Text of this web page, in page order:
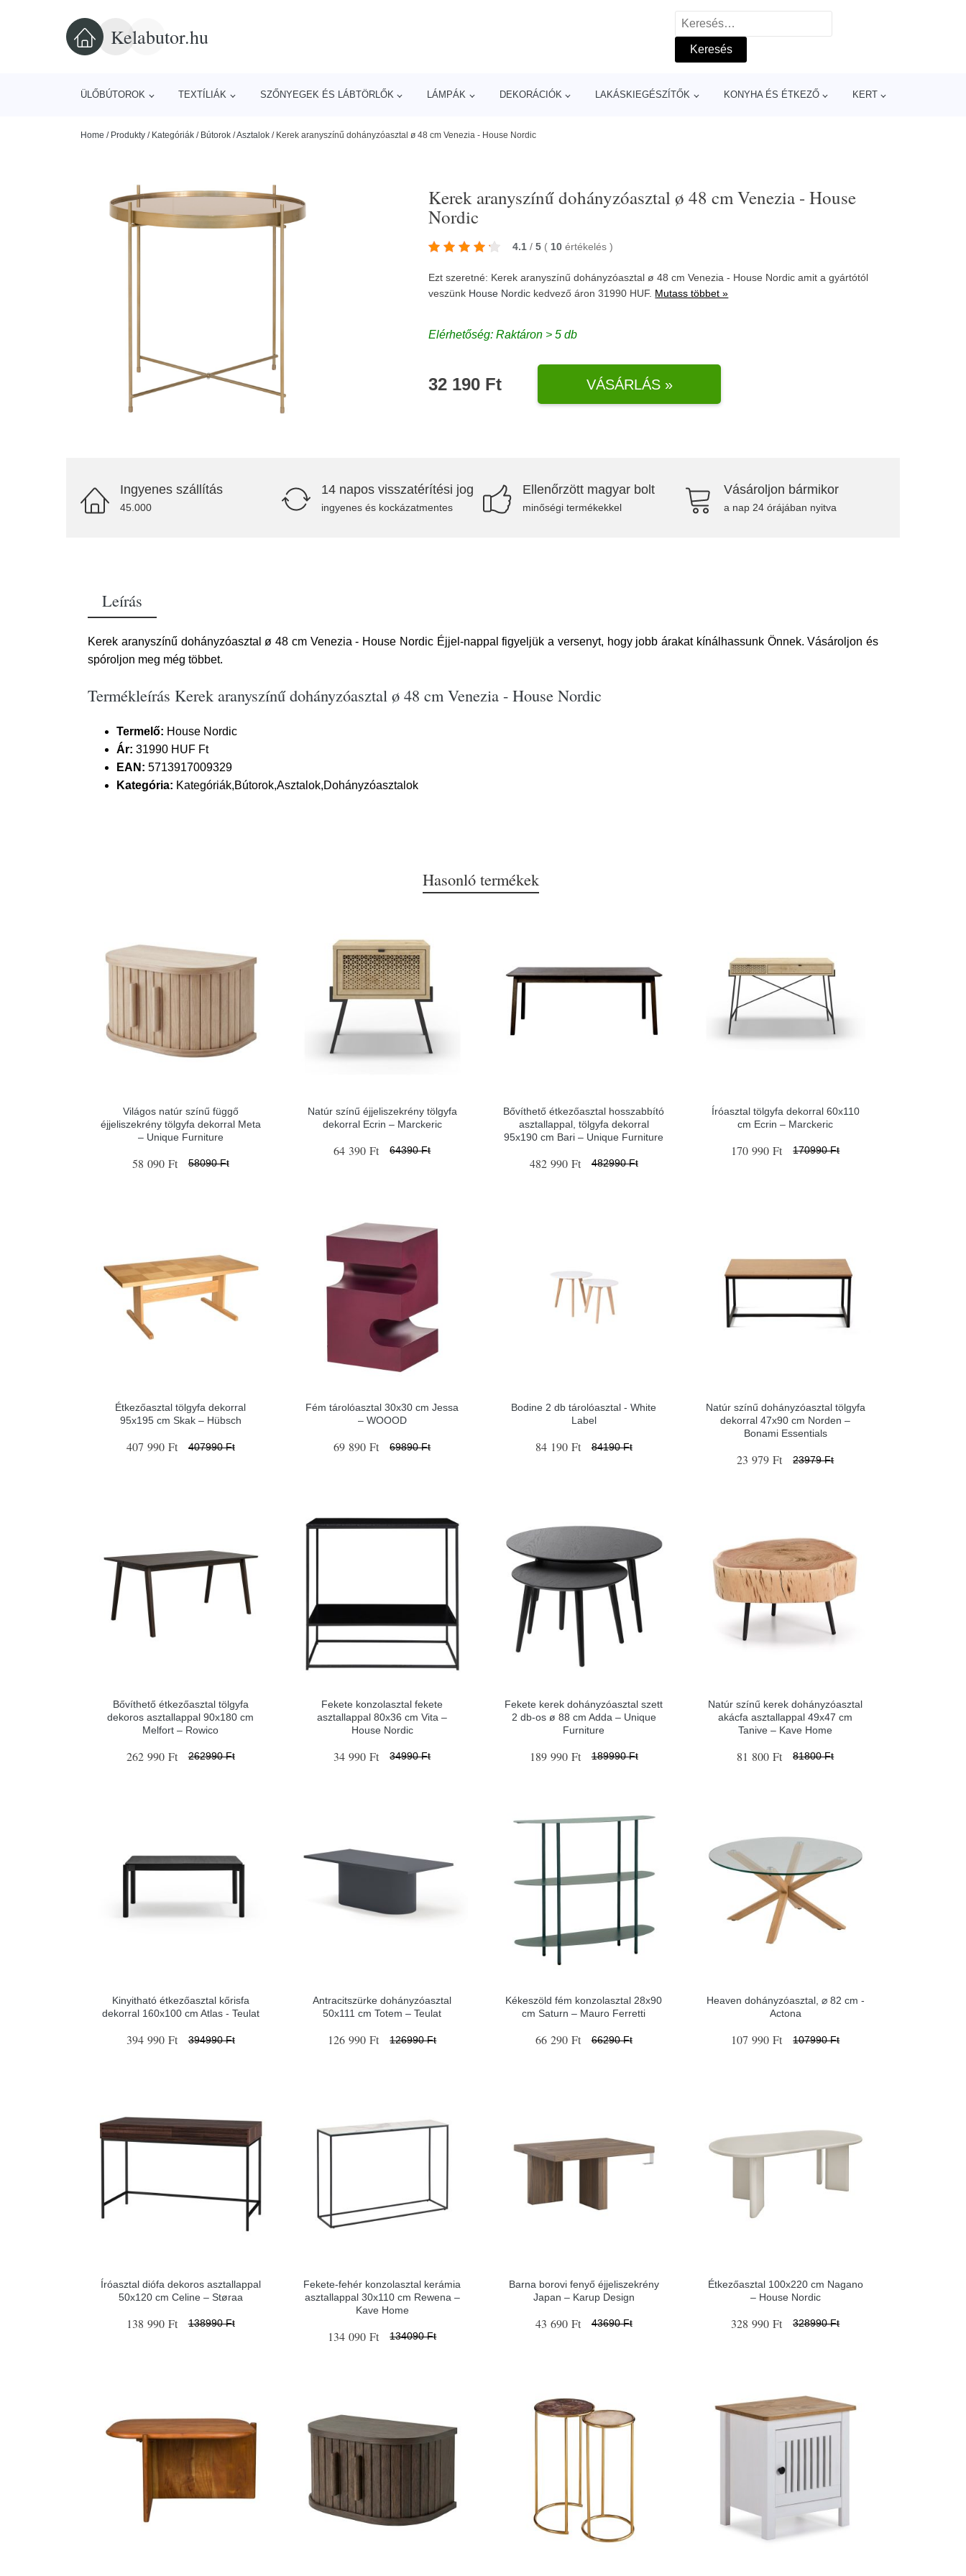
Kelabutor.hu
Keresés:
ÜLŐBÚTOROK TEXTÍLIÁK SZŐNYEGEK ÉS LÁBTÖRLŐK LÁMPÁK DEKORÁCIÓK LAKÁSKIEGÉSZÍTŐK KONYHA ÉS ÉTKEZŐ KERT
Home / Produkty / Kategóriák / Bútorok /Asztalok / Kerek aranyszínű dohányzóasztal ø 48 cm Venezia - House Nordic
Kerek aranyszínű dohányzóasztal ø 48 cm Venezia - House
Nordic
4.1 / 5 ( 10 értékelés)
Ezt szeretné: Kerek aranyszínű dohányzóasztal ø 48 cm Venezia - House Nordic amit a gyártótól
veszünk House Nordic kedvező áron 31990 HUF. Mutass többet »
Elérhetőség: Raktáron > 5 db
32 190 Ft VÁSÁRLÁS »
Ingyenes szállítás
45.000
14 napos visszatérítési jog
ingyenes és kockázatmentes
Ellenőrzött magyar bolt
minőségi termékekkel
Vásároljon bármikor
a nap 24 órájában nyitva
Leírás
Kerek aranyszínű dohányzóasztal ø 48 cm Venezia - House Nordic Éjjel-nappal figyeljük a versenyt, hogy jobb árakat kínálhassunk Önnek. Vásároljon és
spóroljon meg még többet.
Termékleírás Kerek aranyszínű dohányzóasztal ø 48 cm Venezia - House Nordic
Termelő: House Nordic
Ár: 31990 HUF Ft
EAN: 5713917009329
Kategória: Kategóriák,Bútorok,Asztalok,Dohányzóasztalok
Hasonló termékek
Világos natúr színű függő
éjjeliszekrény tölgyfa dekorral Meta
– Unique Furniture
58 090 Ft 58090 Ft
Natúr színű éjjeliszekrény tölgyfa
dekorral Ecrin – Marckeric
64 390 Ft 64390 Ft
Bővíthető étkezőasztal hosszabbító
asztallappal, tölgyfa dekorral
95x190 cm Bari – Unique Furniture
482 990 Ft 482990 Ft
Íróasztal tölgyfa dekorral 60x110
cm Ecrin – Marckeric
170 990 Ft 170990 Ft
Étkezőasztal tölgyfa dekorral
95x195 cm Skak – Hübsch
407 990 Ft 407990 Ft
Fém tárolóasztal 30x30 cm Jessa
– WOOOD
69 890 Ft 69890 Ft
Bodine 2 db tárolóasztal - White
Label
84 190 Ft 84190 Ft
Natúr színű dohányzóasztal tölgyfa
dekorral 47x90 cm Norden –
Bonami Essentials
23 979 Ft 23979 Ft
Bővíthető étkezőasztal tölgyfa
dekoros asztallappal 90x180 cm
Melfort – Rowico
262 990 Ft 262990 Ft
Fekete konzolasztal fekete
asztallappal 80x36 cm Vita –
House Nordic
34 990 Ft 34990 Ft
Fekete kerek dohányzóasztal szett
2 db-os ø 88 cm Adda – Unique
Furniture
189 990 Ft 189990 Ft
Natúr színű kerek dohányzóasztal
akácfa asztallappal 49x47 cm
Tanive – Kave Home
81 800 Ft 81800 Ft
Kinyitható étkezőasztal kőrisfa
dekorral 160x100 cm Atlas - Teulat
394 990 Ft 394990 Ft
Antracitszürke dohányzóasztal
50x111 cm Totem – Teulat
126 990 Ft 126990 Ft
Kékeszöld fém konzolasztal 28x90
cm Saturn – Mauro Ferretti
66 290 Ft 66290 Ft
Heaven dohányzóasztal, ⌀ 82 cm -
Actona
107 990 Ft 107990 Ft
Íróasztal diófa dekoros asztallappal
50x120 cm Celine – Støraa
138 990 Ft 138990 Ft
Fekete-fehér konzolasztal kerámia
asztallappal 30x110 cm Rewena –
Kave Home
134 090 Ft 134090 Ft
Barna borovi fenyő éjjeliszekrény
Japan – Karup Design
43 690 Ft 43690 Ft
Étkezőasztal 100x220 cm Nagano
– House Nordic
328 990 Ft 328990 Ft